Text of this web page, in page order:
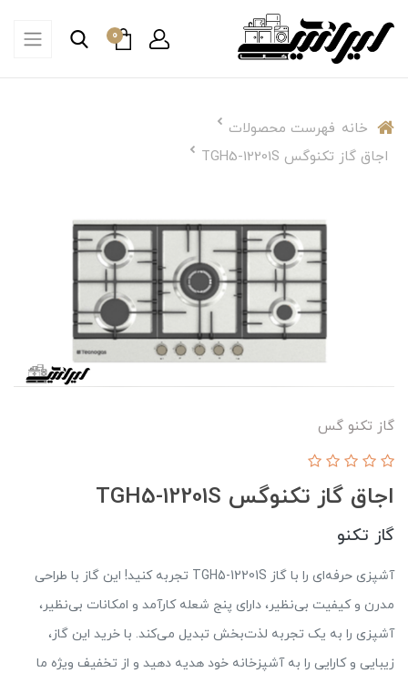
0
خانه فهرست محصولات
اجاق گاز تکنوگس TGH5-12201S
گاز تکنو گس
اجاق گاز تکنوگس TGH5-12201S
گاز تکنو
آشپزی حرفه‌ای را با گاز TGH5-12201S تجربه کنید! این گاز با طراحی
مدرن و کیفیت بی‌نظیر، دارای پنج شعله کارآمد و امکانات بی‌نظیر،
آشپزی را به یک تجربه لذت‌بخش تبدیل می‌کند. با خرید این گاز،
زیبایی و کارایی را به آشپزخانه خود هدیه دهید و از تخفیف ویژه ما